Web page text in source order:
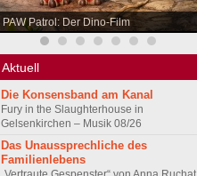
PAW Patrol: Der Dino-Film
Aktuell
Die Konsensband am Kanal
Fury in the Slaughterhouse in
Gelsenkirchen – Musik 08/26
Das Unaussprechliche des
Familienlebens